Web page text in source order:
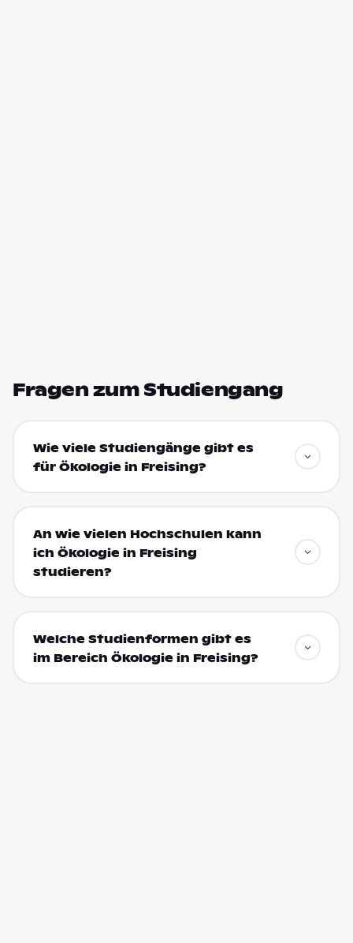
Fragen zum Studiengang
Wie viele Studiengänge gibt es
für Ökologie in Freising?
An wie vielen Hochschulen kann
ich Ökologie in Freising
studieren?
Welche Studienformen gibt es
im Bereich Ökologie in Freising?